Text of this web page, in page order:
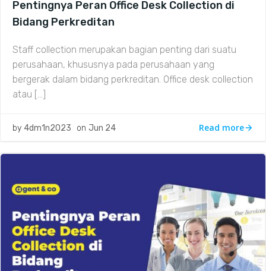
Pentingnya Peran Office Desk Collection di
Bidang Perkreditan
Staff collection merupakan bagian penting dari suatu
perusahaan, khususnya pada perusahaan yang
bergerak dalam bidang perkreditan. Office desk collection
atau […]
by 4dm1n2023 on Jun 24 Read more